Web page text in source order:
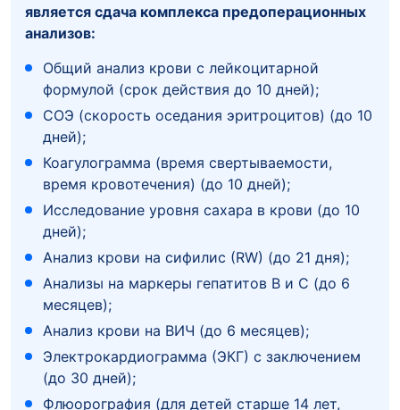
является сдача комплекса предоперационных
анализов:
Общий анализ крови с лейкоцитарной
формулой (срок действия до 10 дней);
СОЭ (скорость оседания эритроцитов) (до 10
дней);
Коагулограмма (время свертываемости,
время кровотечения) (до 10 дней);
Исследование уровня сахара в крови (до 10
дней);
Анализ крови на сифилис (RW) (до 21 дня);
Анализы на маркеры гепатитов В и С (до 6
месяцев);
Анализ крови на ВИЧ (до 6 месяцев);
Электрокардиограмма (ЭКГ) с заключением
(до 30 дней);
Флюорография (для детей старше 14 лет,